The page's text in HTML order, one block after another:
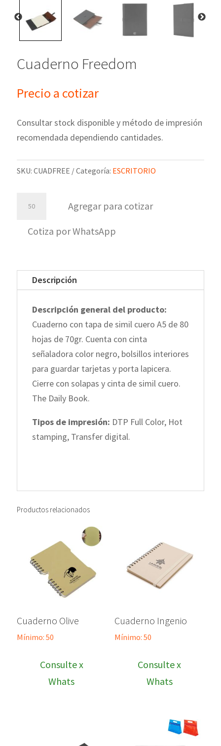
Cuaderno Freedom
Precio a cotizar
Consultar stock disponible y método de impresión
recomendada dependiendo cantidades.
SKU: CUADFREE Categoría: ESCRITORIO
cantidad
Agregar para cotizar
Cotiza por WhatsApp
Descripción
Descripción general del producto:
Cuaderno con tapa de simil cuero A5 de 80
hojas de 70gr. Cuenta con cinta
señaladora color negro, bolsillos interiores
para guardar tarjetas y porta lapicera.
Cierre con solapas y cinta de simil cuero.
The Daily Book.
Tipos de impresión: DTP Full Color, Hot
stamping, Transfer digital.
Productos relacionados
Cuaderno Olive
Mínimo: 50
Consulte x
Whats
Cuaderno Ingenio
Mínimo: 50
Consulte x
Whats